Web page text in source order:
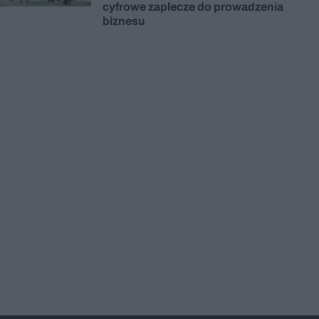
cyfrowe zaplecze do prowadzenia
biznesu